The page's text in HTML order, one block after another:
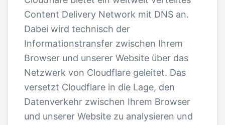
Content Delivery Network mit DNS an.
Dabei wird technisch der
Informationstransfer zwischen Ihrem
Browser und unserer Website über das
Netzwerk von Cloudflare geleitet. Das
versetzt Cloudflare in die Lage, den
Datenverkehr zwischen Ihrem Browser
und unserer Website zu analysieren und